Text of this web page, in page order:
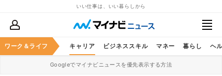
いい仕事は、いい暮らしから
ワーク＆ライフ キャリア ビジネススキル マネー 暮らし ヘ
Googleでマイナビニュースを優先表示する方法